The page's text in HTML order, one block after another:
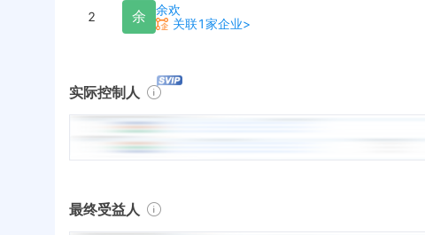
2 余
余欢
关联1家企业>
实际控制人
最终受益人